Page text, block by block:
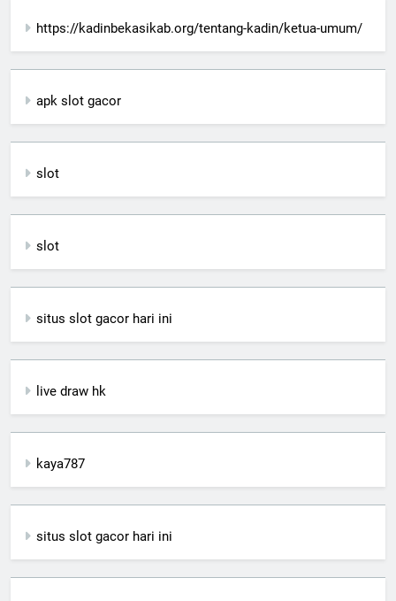
https://kadinbekasikab.org/tentang-kadin/ketua-umum/
apk slot gacor
slot
slot
situs slot gacor hari ini
live draw hk
kaya787
situs slot gacor hari ini